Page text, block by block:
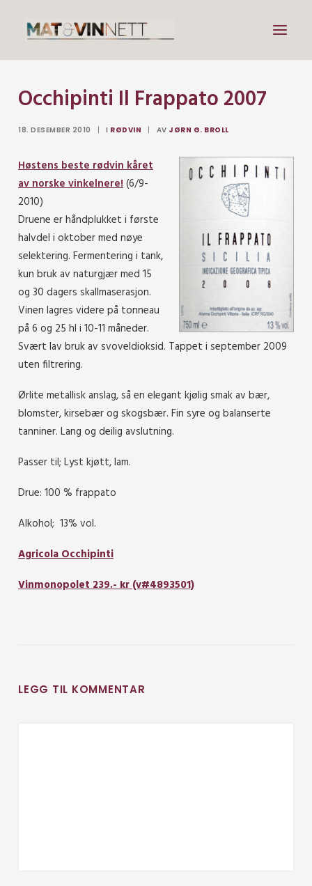
Mat
Lenker
Om vin
Om meg
Search
Occhipinti Il Frappato 2007
18. DESEMBER 2010 | I RØDVIN | AV JØRN G. BROLL
Høstens beste rødvin kåret
av norske vinkelnere!(6/9-
2010)
Druene er håndplukket i første
halvdel i oktober med nøye
selektering. Fermentering i tank,
kun bruk av naturgjær med 15
og 30 dagers skallmaserasjon.
Vinen lagres videre på tonneau
på 6 og 25 hl i 10-11 måneder.
Svært lav bruk av svoveldioksid. Tappet i september 2009
uten filtrering.
Ørlite metallisk anslag, så en elegant kjølig smak av bær,
blomster, kirsebær og skogsbær. Fin syre og balanserte
tanniner. Lang og deilig avslutning.
Passer til; Lyst kjøtt, lam.
Drue: 100 % frappato
Alkohol; 13% vol.
Agricola Occhipinti
Vinmonopolet 239.- kr (v#4893501)
LEGG TIL KOMMENTAR